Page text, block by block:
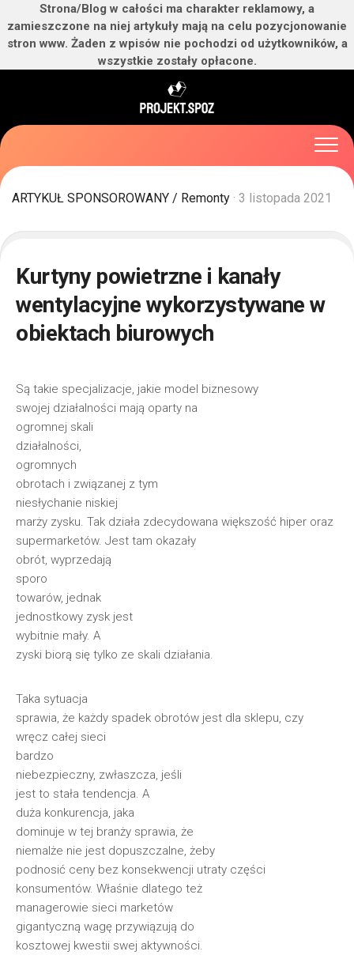
Strona/Blog w całości ma charakter reklamowy, a
zamieszczone na niej artykuły mają na celu pozycjonowanie
stron www. Żaden z wpisów nie pochodzi od użytkowników, a
wszystkie zostały opłacone.
ARTYKUŁ SPONSOROWANY / Remonty · 3 listopada 2021
Kurtyny powietrzne i kanały
wentylacyjne wykorzystywane w
obiektach biurowych
Są takie specjalizacje, jakie model biznesowy
swojej działalności mają oparty na
ogromnej skali
działalności,
ogromnych
obrotach i związanej z tym
niesłychanie niskiej
marży zysku. Tak działa zdecydowana większość hiper oraz
supermarketów. Jest tam okazały
obrót, wyprzedają
sporo
towarów, jednak
jednostkowy zysk jest
wybitnie mały. A
zyski biorą się tylko ze skali działania.
Taka sytuacja
sprawia, że każdy spadek obrotów jest dla sklepu, czy
wręcz całej sieci
bardzo
niebezpieczny, zwłaszcza, jeśli
jest to stała tendencja. A
duża konkurencja, jaka
dominuje w tej branży sprawia, że
niemalże nie jest dopuszczalne, żeby
podnosić ceny bez konsekwencji utraty części
konsumentów. Właśnie dlatego też
managerowie sieci marketów
gigantyczną wagę przywiązują do
kosztowej kwestii swej aktywności.